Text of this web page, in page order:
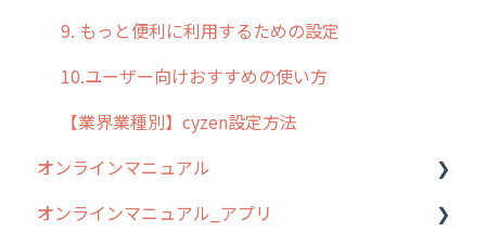
9. もっと便利に利用するための設定
10.ユーザー向けおすすめの使い方
【業界業種別】cyzen設定方法
オンラインマニュアル
管理サイトの使い始め
オンラインマニュアル_アプリ